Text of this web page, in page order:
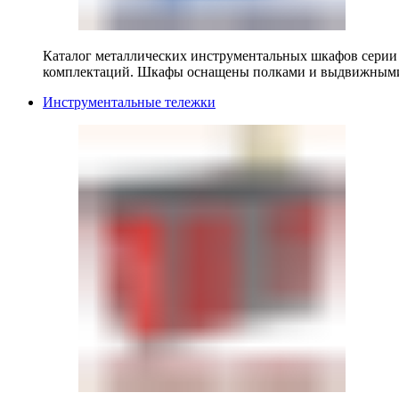
Каталог металлических инструментальных шкафов
комплектаций. Шкафы оснащены полками и
Инструментальные тележки